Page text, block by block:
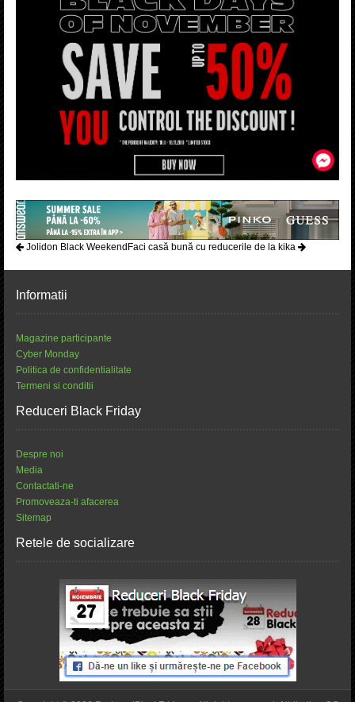
Jolidon Black Weekend Faci casă bună cu reducerile de la kika
Informatii
Magazine participante
Cyber Monday
Politica de confidentialitate
Termeni si conditii
Reduceri Black Friday
Despre noi
Media
Contactati-ne
Promoveaza-ti afacerea
Sitemap
Retele de socializare